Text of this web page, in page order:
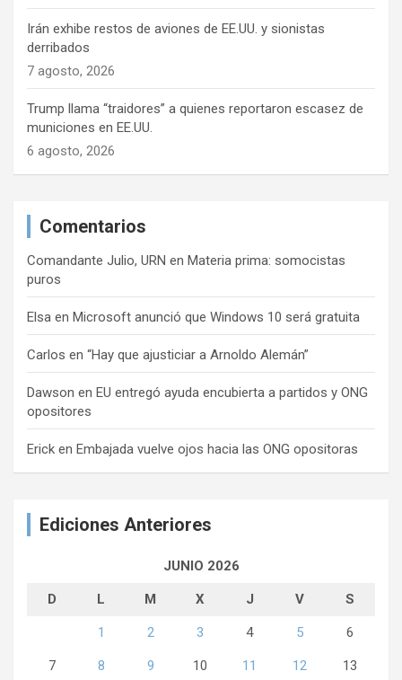
Irán exhibe restos de aviones de EE.UU. y sionistas
derribados
7 agosto, 2026
Trump llama “traidores” a quienes reportaron escasez de
municiones en EE.UU.
6 agosto, 2026
Comentarios
Comandante Julio, URN en Materia prima: somocistas
puros
Elsa en Microsoft anunció que Windows 10 será gratuita
Carlos en “Hay que ajusticiar a Arnoldo Alemán”
Dawson en EU entregó ayuda encubierta a partidos y ONG
opositores
Erick en Embajada vuelve ojos hacia las ONG opositoras
Ediciones Anteriores
JUNIO 2026
D L M X J V S
1 2 3 4 5 6
7 8 9 10 11 12 13